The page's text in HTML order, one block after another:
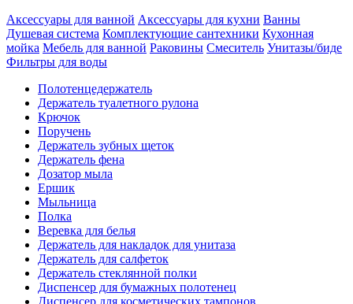
Аксессуары для ванной Аксессуары для кухни Ванны
Душевая система Комплектующие сантехники Кухонная
мойка Мебель для ванной Раковины Смеситель Унитазы/биде
Фильтры для воды
Полотенцедержатель
Держатель туалетного рулона
Крючок
Поручень
Держатель зубных щеток
Держатель фена
Дозатор мыла
Eршик
Мыльница
Полка
Веревка для белья
Держатель для накладок для унитаза
Держатель для салфеток
Держатель стеклянной полки
Диспенсер для бумажных полотенец
Диспенсер для косметических тампонов